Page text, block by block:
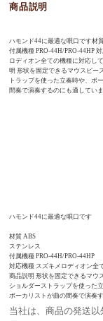
商品説明
ハモンド44に最適な唄口です材
付属機種 PRO-44H/PRO-44HP
ロディオン全ての機種に対応し
明 形状を固定できるマウスピー
トラップを使った立奏時や、ボ
間奏で演奏するのにも適していま
ハモンド44に最適な唄口です
材質 ABS
ステンレス
付属機種 PRO-44H/PRO-44HP
対応機種 スズキメロディオン全
商品説明 形状を固定できるマウ
ショルダーストラップを使った立
ボーカリストが曲の間奏で演奏
当社は、商品の発送